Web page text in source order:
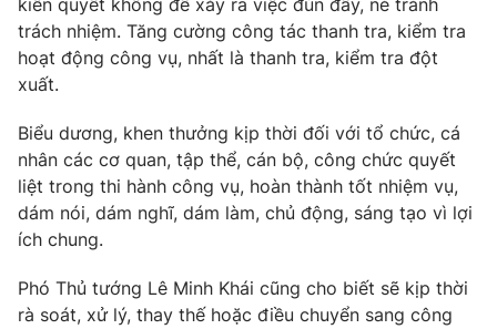
® Cấm sao chép dưới mọi hình thức nếu không có sự chấp
thông tin từ website này.
kiên quyết không để xảy ra việc đùn đẩy, né tránh
trách nhiệm. Tăng cường công tác thanh tra, kiểm tra
hoạt động công vụ, nhất là thanh tra, kiểm tra đột
xuất.
Biểu dương, khen thưởng kịp thời đối với tổ chức, cá
nhân các cơ quan, tập thể, cán bộ, công chức quyết
liệt trong thi hành công vụ, hoàn thành tốt nhiệm vụ,
dám nói, dám nghĩ, dám làm, chủ động, sáng tạo vì lợi
ích chung.
Phó Thủ tướng Lê Minh Khái cũng cho biết sẽ kịp thời
rà soát, xử lý, thay thế hoặc điều chuyển sang công